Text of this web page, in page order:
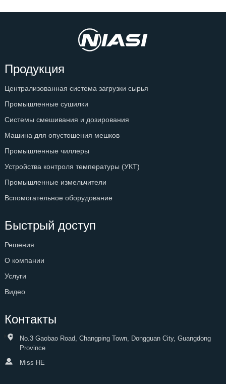
Продукция
Централизованная система загрузки сырья
Промышленные сушилки
Системы смешивания и дозирования
Машина для опустошения мешков
Промышленные чиллеры
Устройства контроля температуры (УКТ)
Промышленные измельчители
Вспомогательное оборудование
Быстрый доступ
Решения
О компании
Услуги
Видео
Контакты
No.3 Gaobao Road, Changping Town, Dongguan City, Guangdong
Province
Miss HE